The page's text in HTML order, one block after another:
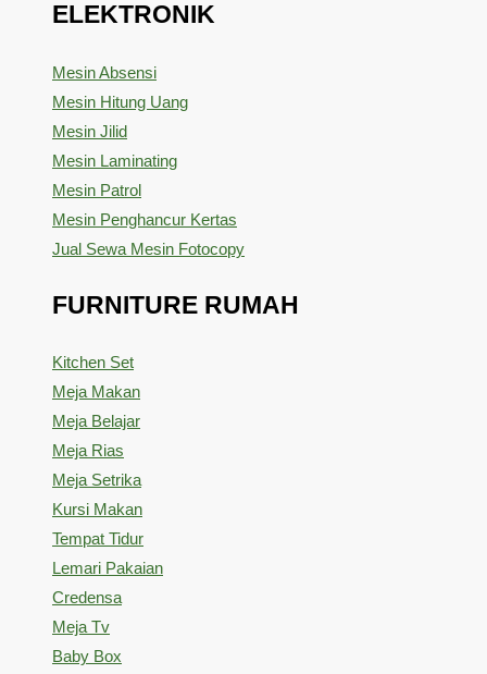
ELEKTRONIK
Mesin Absensi
Mesin Hitung Uang
Mesin Jilid
Mesin Laminating
Mesin Patrol
Mesin Penghancur Kertas
Jual Sewa Mesin Fotocopy
FURNITURE RUMAH
Kitchen Set
Meja Makan
Meja Belajar
Meja Rias
Meja Setrika
Kursi Makan
Tempat Tidur
Lemari Pakaian
Credensa
Meja Tv
Baby Box